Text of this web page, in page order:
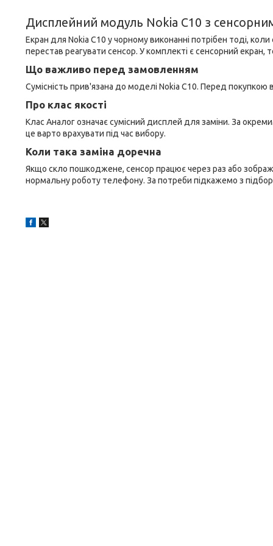
Дисплейний модуль Nokia C10 з
Екран для Nokia C10 у чорному виконанні потрібен тоді,
перестав реагувати сенсор. У комплекті є сенсорний екран,
Що важливо перед замовленням
Сумісність прив'язана до моделі Nokia C10. Перед
Про клас якості
Клас Аналог означає сумісний дисплей для заміни. За
це варто врахувати під час вибору.
Коли така заміна доречна
Якщо скло пошкоджене, сенсор працює через раз або
нормальну роботу телефону. За потреби підкажемо з